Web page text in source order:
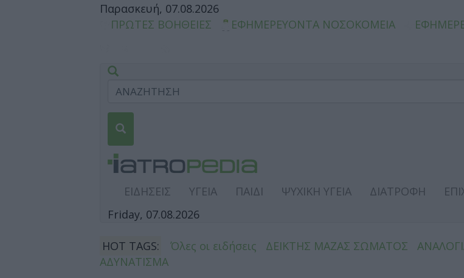
Παρασκευή, 07.08.2026
ΠΡΩΤΕΣ ΒΟΗΘΕΙΕΣ
ΕΦΗΜΕΡΕΥΟΝΤΑ ΝΟΣΟΚΟΜΕΙΑ
ΕΙΔΗΣΕΙΣ ΥΓΕΙΑ ΠΑΙΔΙ ΨΥΧΙΚΗ ΥΓΕΙΑ ΔΙΑΤΡΟΦΗ
Friday, 07.08.2026
HOT TAGS: Όλες οι ειδήσεις ΔΕΙΚΤΗΣ ΜΑΖΑΣ ΣΩΜΑΤΟΣ
ΑΔΥΝΑΤΙΣΜΑ